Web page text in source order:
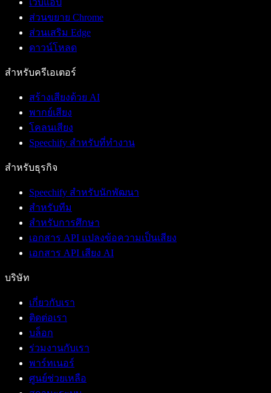
ส่วนขยาย Chrome
ส่วนเสริม Edge
ดาวน์โหลด
สำหรับครีเอเตอร์
สร้างเสียงด้วย AI
พากย์เสียง
โคลนเสียง
Speechify สำหรับที่ทำงาน
สำหรับธุรกิจ
Speechify สำหรับนักพัฒนา
สำหรับทีม
สำหรับการศึกษา
เอกสาร API แปลงข้อความเป็นเสียง
เอกสาร API เสียง AI
บริษัท
เกี่ยวกับเรา
ติดต่อเรา
บล็อก
ร่วมงานกับเรา
พาร์ทเนอร์
ศูนย์ช่วยเหลือ